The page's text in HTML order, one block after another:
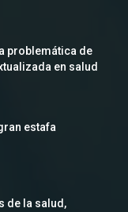
problemática de
en salud
estafa
de la salud,